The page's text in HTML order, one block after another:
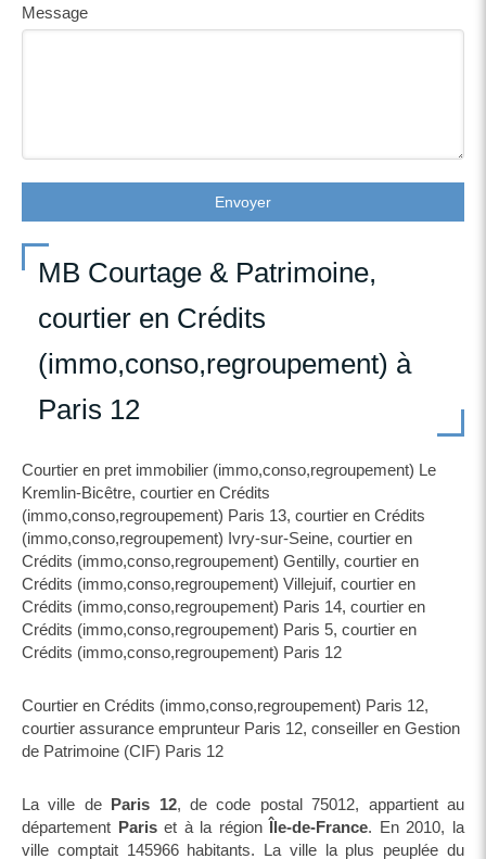
Message
Envoyer
MB Courtage & Patrimoine,
courtier en Crédits
(immo,conso,regroupement) à
Paris 12
Courtier en pret immobilier (immo,conso,regroupement) Le
Kremlin-Bicêtre, courtier en Crédits
(immo,conso,regroupement) Paris 13, courtier en Crédits
(immo,conso,regroupement) Ivry-sur-Seine, courtier en
Crédits (immo,conso,regroupement) Gentilly, courtier en
Crédits (immo,conso,regroupement) Villejuif, courtier en
Crédits (immo,conso,regroupement) Paris 14, courtier en
Crédits (immo,conso,regroupement) Paris 5, courtier en
Crédits (immo,conso,regroupement) Paris 12
Courtier en Crédits (immo,conso,regroupement) Paris 12,
courtier assurance emprunteur Paris 12, conseiller en Gestion
de Patrimoine (CIF) Paris 12
La ville de Paris 12, de code postal 75012, appartient au
département Pariset à la région Île-de-France. En 2010, la
ville comptait 145966 habitants. La ville la plus peuplée du